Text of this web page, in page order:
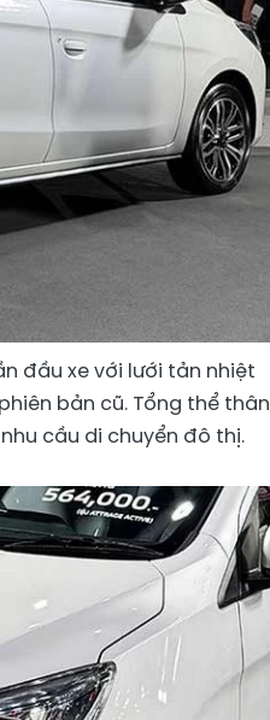
đầu xe với lưới tản nhiệt
bản cũ. Tổng thể thân
cầu di chuyển đô thị.